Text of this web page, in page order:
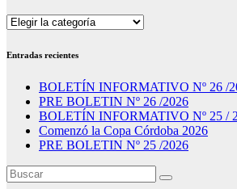
Secciones
Entradas recientes
BOLETÍN INFORMATIVO Nº 26 /
PRE BOLETIN Nº 26 /2026
BOLETÍN INFORMATIVO Nº 25 /
Comenzó la Copa Córdoba 2026
PRE BOLETIN Nº 25 /2026